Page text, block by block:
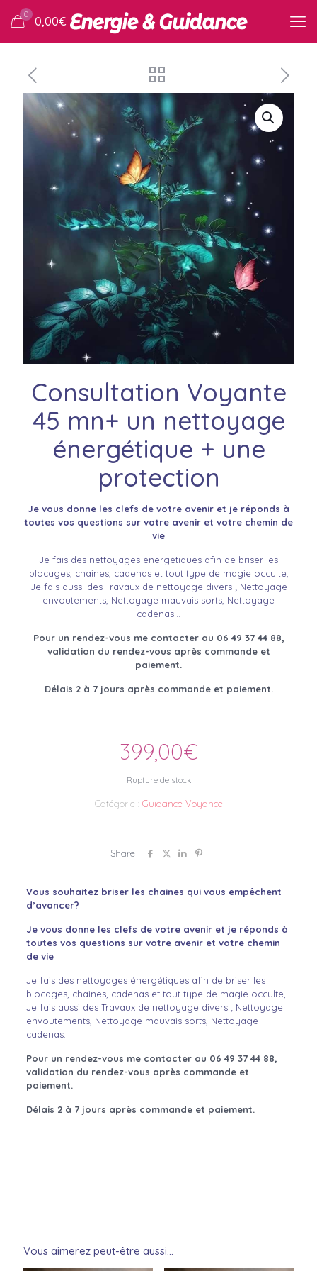
0 0,00€
Consultation Voyante
45 mn+ un nettoyage
énergétique + une
protection
Je vous donne les clefs de votre avenir et je réponds à
toutes vos questions sur votre avenir et votre chemin de
vie
Je fais des nettoyages énergétiques afin de briser les
blocages, chaines, cadenas et tout type de magie occulte,
Je fais aussi des Travaux de nettoyage divers ; Nettoyage
envoutements, Nettoyage mauvais sorts, Nettoyage
cadenas…
Pour un rendez-vous me contacter au 06 49 37 44 88,
validation du rendez-vous après commande et
paiement.
Délais 2 à 7 jours après commande et paiement.
399,00€
Rupture de stock
Catégorie : Guidance Voyance
Share
Vous souhaitez briser les chaines qui vous empêchent
d’avancer?
Je vous donne les clefs de votre avenir et je réponds à
toutes vos questions sur votre avenir et votre chemin
de vie
Je fais des nettoyages énergétiques afin de briser les
blocages, chaines, cadenas et tout type de magie occulte,
Je fais aussi des Travaux de nettoyage divers ; Nettoyage
envoutements, Nettoyage mauvais sorts, Nettoyage
cadenas…
Pour un rendez-vous me contacter au 06 49 37 44 88,
validation du rendez-vous après commande et
paiement.
Délais 2 à 7 jours après commande et paiement.
Vous aimerez peut-être aussi…